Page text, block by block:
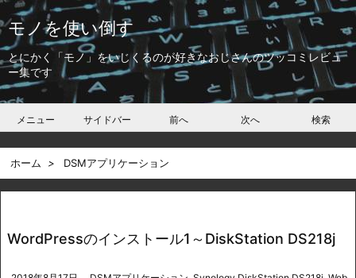
モノを使い倒す
とにかく「モノ」をいじくるのが好きなおじさんのツッコミレビュ
ー集です
メニュー サイドバー 前へ 次へ 検索
ホーム > DSMアプリケーション
WordPressのインストール1～DiskStation DS218j